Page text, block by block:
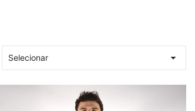
Selecionar 